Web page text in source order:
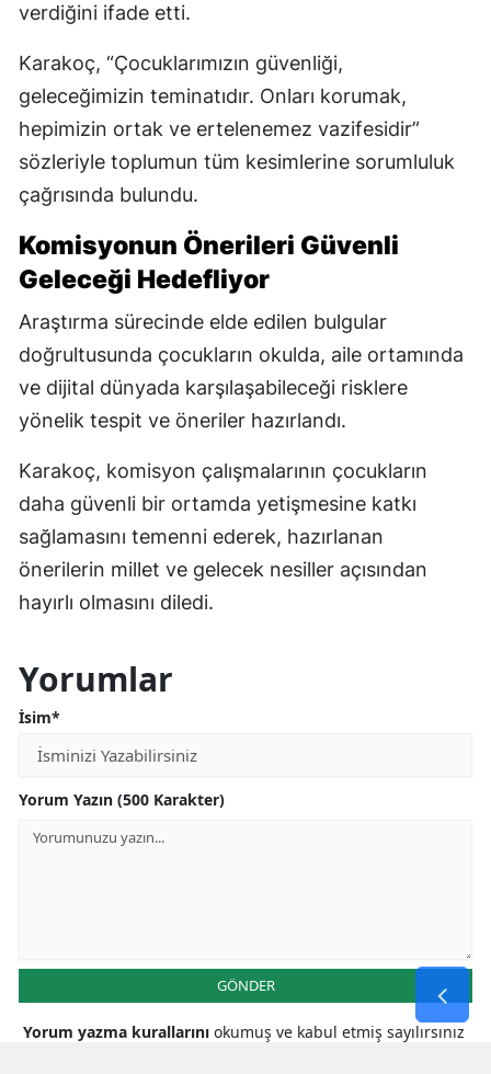
verdiğini ifade etti.
Karakoç, “Çocuklarımızın güvenliği,
geleceğimizin teminatıdır. Onları korumak,
hepimizin ortak ve ertelenemez vazifesidir”
sözleriyle toplumun tüm kesimlerine sorumluluk
çağrısında bulundu.
Komisyonun Önerileri Güvenli
Geleceği Hedefliyor
Araştırma sürecinde elde edilen bulgular
doğrultusunda çocukların okulda, aile ortamında
ve dijital dünyada karşılaşabileceği risklere
yönelik tespit ve öneriler hazırlandı.
Karakoç, komisyon çalışmalarının çocukların
daha güvenli bir ortamda yetişmesine katkı
sağlamasını temenni ederek, hazırlanan
önerilerin millet ve gelecek nesiller açısından
hayırlı olmasını diledi.
Yorumlar
İsim*
Yorum Yazın (500 Karakter)
GÖNDER
Yorum yazma kurallarını okumuş ve kabul etmiş sayılırsınız